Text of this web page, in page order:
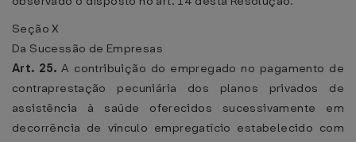
Seção X
Da Sucessão de Empresas
Art. 25.A contribuição do empregado no pagamento de
contraprestação pecuniária dos planos privados de
assistência à saúde oferecidos sucessivamente em
decorrência de vínculo empregatício estabelecido com